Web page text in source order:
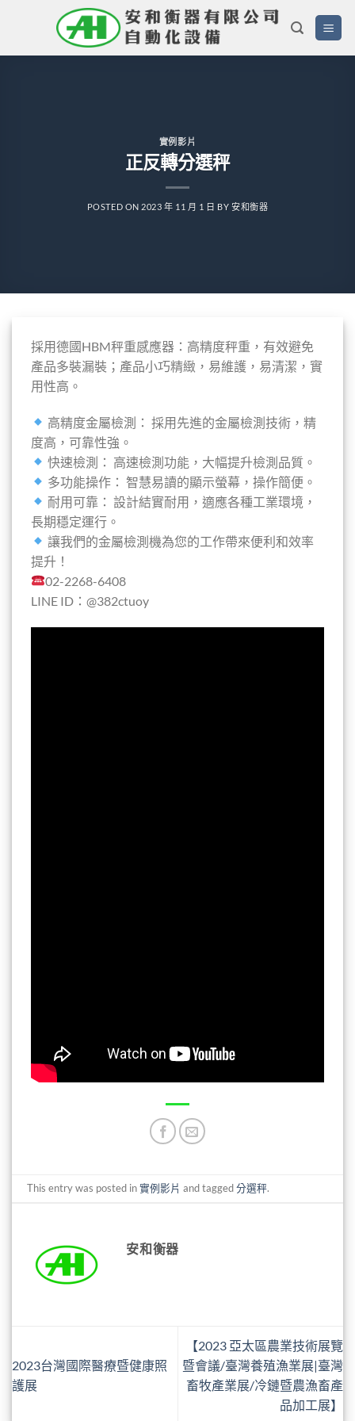
實例影片
正反轉分選秤
POSTED ON 2023 年 11 月 1 日 BY 安和衡器
採用德國HBM秤重感應器：高精度秤重，有效避免
產品多裝漏裝；產品小巧精緻，易維護，易清潔，實
用性高。
高精度金屬檢測： 採用先進的金屬檢測技術，精
度高，可靠性強。
快速檢測： 高速檢測功能，大幅提升檢測品質。
多功能操作： 智慧易讀的顯示螢幕，操作簡便。
耐用可靠： 設計結實耐用，適應各種工業環境，
長期穩定運行。
讓我們的金屬檢測機為您的工作帶來便利和效率
提升！
02-2268-6408
LINE ID：@382ctuoy
This entry was posted in實例影片 and tagged分選秤.
安和衡器
2023台灣國際醫療暨健康照
護展
【2023 亞太區農業技術展覽
暨會議/臺灣養殖漁業展|臺灣
畜牧產業展/冷鏈暨農漁畜產
品加工展】